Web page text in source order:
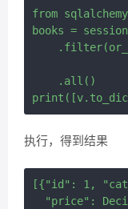
from
books =
    .all()
执行，得到结果
[{"id": 1,
"price":